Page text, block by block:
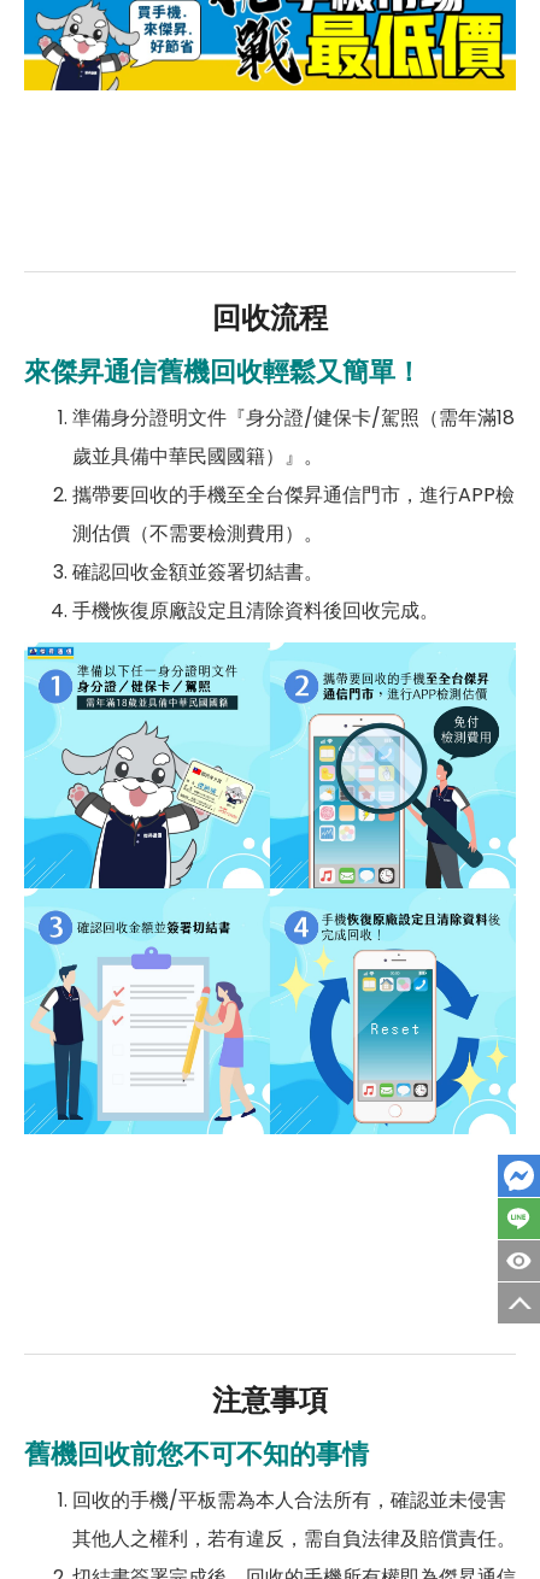
回收流程
來傑昇通信舊機回收輕鬆又簡單！
準備身分證明文件『身分證/健保卡/駕照（需年滿18
歲並具備中華民國國籍）』。
攜帶要回收的手機至全台傑昇通信門市，進行APP檢
測估價（不需要檢測費用）。
確認回收金額並簽署切結書。
手機恢復原廠設定且清除資料後回收完成。
注意事項
舊機回收前您不可不知的事情
回收的手機/平板需為本人合法所有，確認並未侵害
其他人之權利，若有違反，需自負法律及賠償責任。